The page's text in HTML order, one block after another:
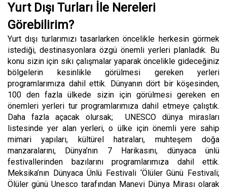
Yurt Dışı Turları İle Nereleri
Görebilirim?
Yurt dışı turlarımızı tasarlarken öncelikle herkesin görmek
istediği, destinasyonlara özgü önemli yerleri planladık. Bu
konu sizin için sıkı çalışmalar yaparak öncelikle gideceğiniz
bölgelerin kesinlikle görülmesi gereken yerleri
programlarımıza dahil ettik. Dünyanın dört bir köşesinden,
100 den fazla ülkede sizin için görülmesi gereken en
önemleri yerleri tur programlarımıza dahil etmeye çalıştık.
Daha fazla açacak olursak; UNESCO dünya mirasları
listesinde yer alan yerleri, o ülke için önemli yere sahip
mimari yapıları, kültürel hatıraları, muhteşem doğa
manzaralarını, Dünya’nın 7 Harikasını, dünyaca ünlü
festivallerinden bazılarını programlarımıza dahil ettik.
Meksika’nın Dünyaca Ünlü Festivali ‘Ölüler Günü Festivali;
Ölüler günü Unesco tarafından Manevi Dünya Mirası olarak